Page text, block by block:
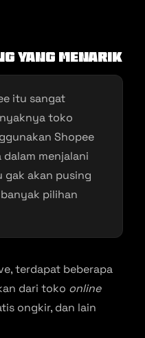
yang Menarik
itu sangat
toko
Shopee
dalam menjalani
gak akan pusing
pilihan
terdapat beberapa
dari toko online
ongkir, dan lain